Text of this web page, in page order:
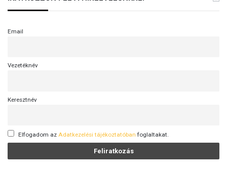
Email
Vezetéknév
Keresztnév
Elfogadom az Adatkezelési tájékoztatóban foglaltakat.